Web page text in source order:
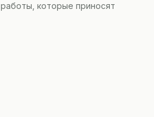
которые приносят